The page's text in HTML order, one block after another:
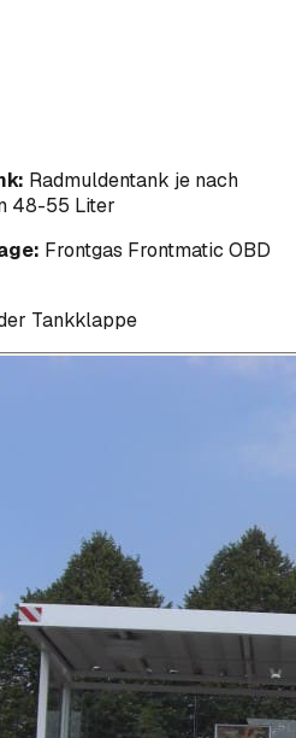
Radmuldentank je nach
48-55 Liter
Frontgas Frontmatic OBD
Tankklappe